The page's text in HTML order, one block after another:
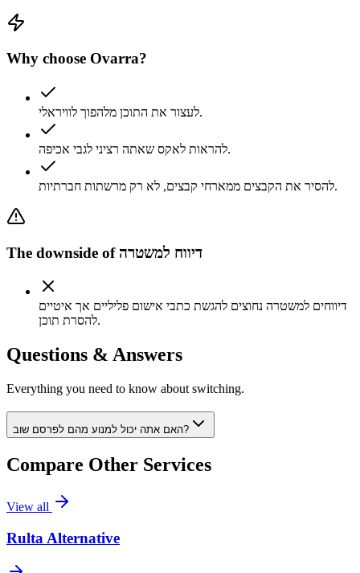
Why choose Ovarra?
לעצור את התוכן מלהפוך לוויראלי.
להראות לאקס שאתה רציני לגבי אכיפה.
להסיר את הקבצים ממארחי קבצים, לא רק מרשתות חברתיות.
The downside of דיווח למשטרה
דיווחים למשטרה נחוצים להגשת כתבי אישום פליליים אך איטיים
להסרת תוכן.
Questions & Answers
Everything you need to know about switching.
האם אתה יכול למנוע מהם לפרסם שוב?
Compare Other Services
View all
Rulta Alternative